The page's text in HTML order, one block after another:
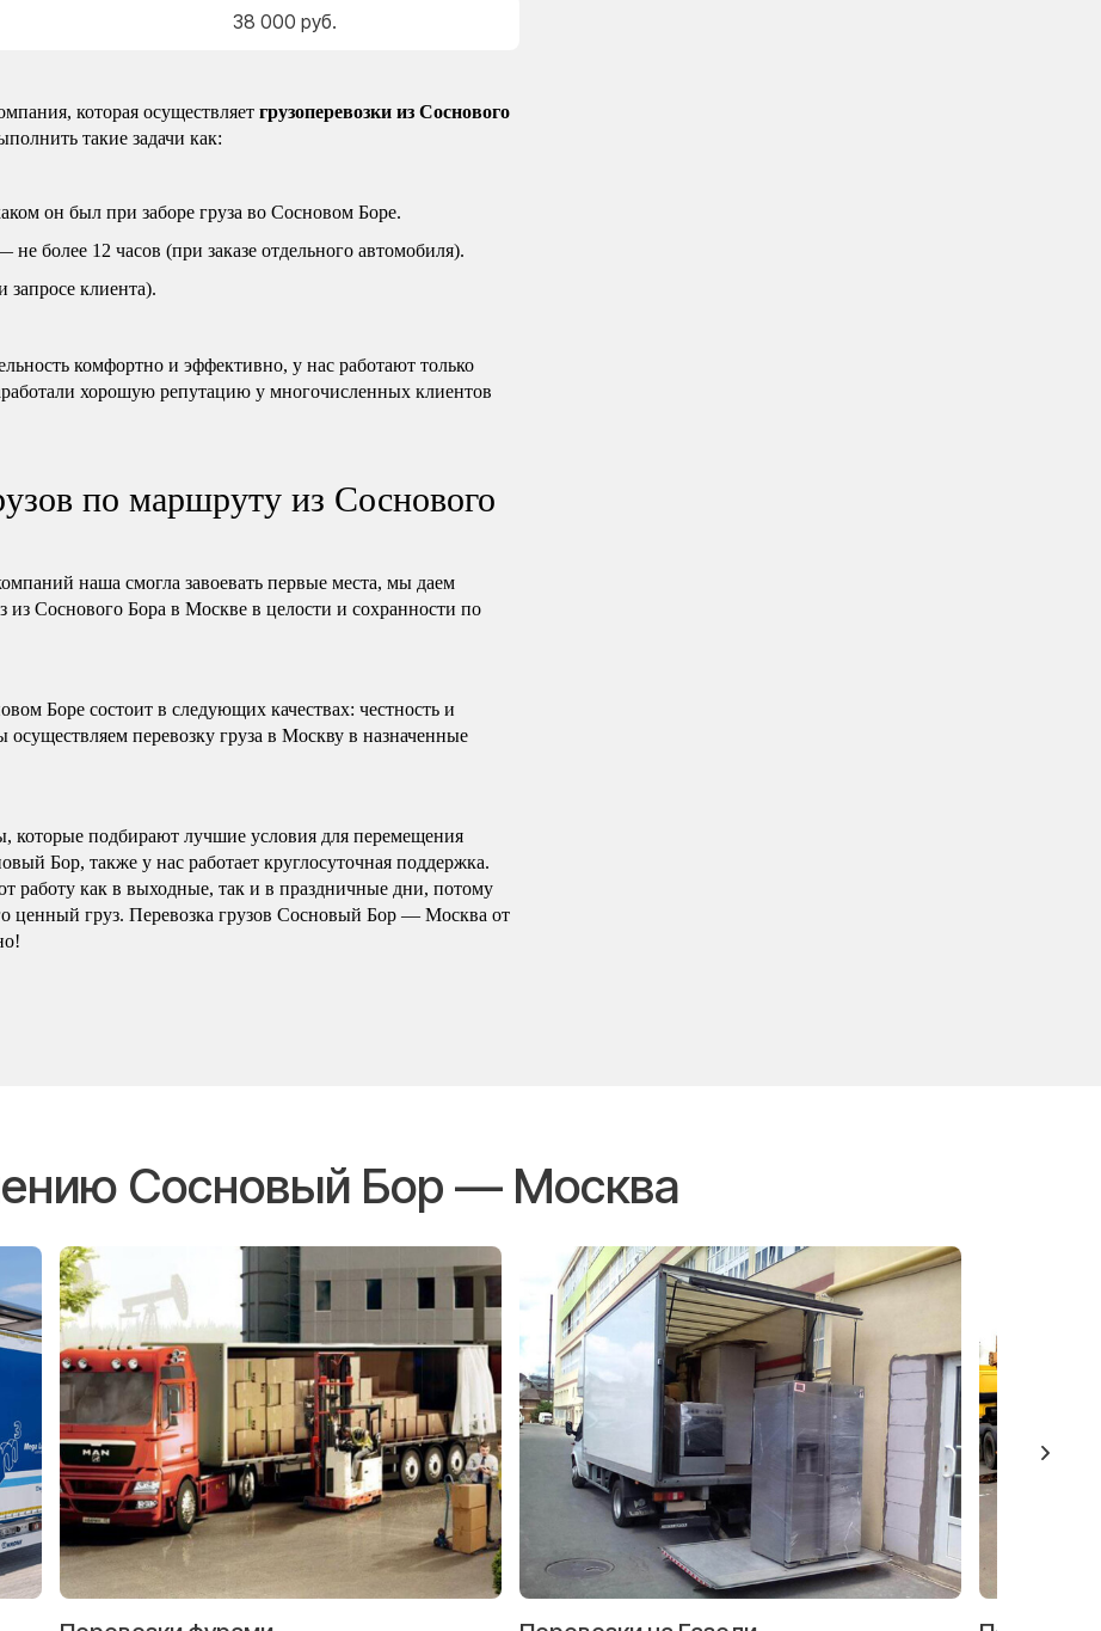
38 000 руб.
которая осуществляет грузоперевозки из Соснового
такие задачи как:
он был при заборе груза во Сосновом Боре.
более 12 часов (при заказе отдельного автомобиля).
клиента).
комфортно и эффективно, у нас работают только
хорошую репутацию у многочисленных клиентов
по маршруту из Соснового
наша смогла завоевать первые места, мы даем
из Соснового Бора в Москве в целости и сохранности по
Боре состоит в следующих качествах: честность и
перевозку груза в Москву в назначенные
подбирают лучшие условия для перемещения
Бор, также у нас работает круглосуточная поддержка.
работу как в выходные, так и в праздничные дни, потому
ценный груз. Перевозка грузов Сосновый Бор — Москва от
Сосновый Бор — Москва